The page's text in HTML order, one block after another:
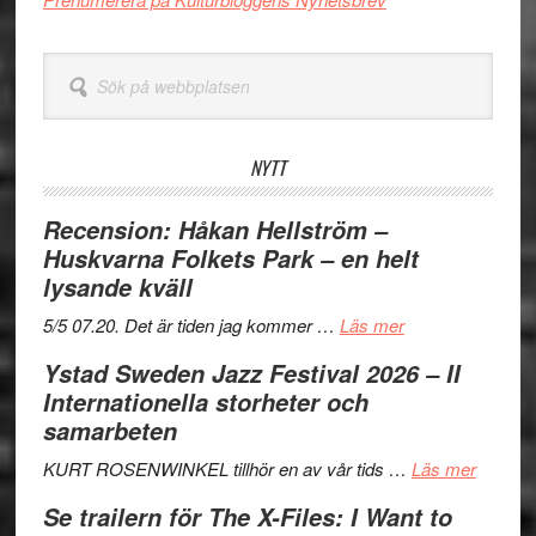
webbplatsen
NYTT
Recension: Håkan Hellström –
Huskvarna Folkets Park – en helt
lysande kväll
5/5 07.20. Det är tiden jag kommer … Läs merom
Håkan
Huskvarna
Park
Ystad Sweden Jazz Festival 2026 – II
Internationella storheter och
samarbeten
KURT ROSENWINKEL tillhör en av vår tids … Läs merom
Se trailern för The X-Files: I Want to